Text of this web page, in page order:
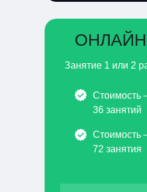
Стоимость
36 занятий
Стоимость
72 занятия
Занятие 1 или 2